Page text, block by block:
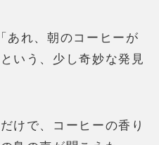
あれ、朝のコーヒーが
いう、少し奇妙な発見
けで、コーヒーの香り